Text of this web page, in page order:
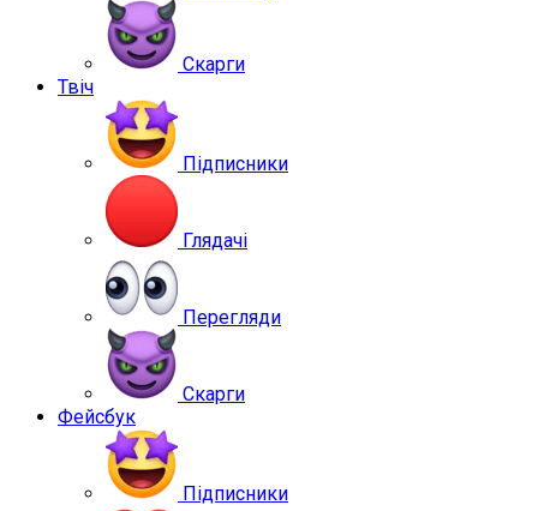
Скарги
Твіч
Підписники
Глядачі
Перегляди
Скарги
Фейсбук
Підписники